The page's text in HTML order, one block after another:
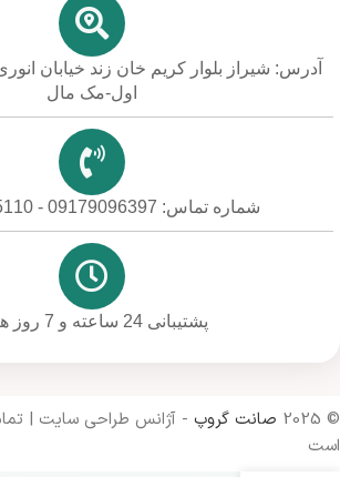
آدرس: شیراز بلوار کریم خان زند خیابان
اول-مک مال
شماره تماس: 09179096397 - 09172275110
پشتیبانی 24 ساعته و 7 روز هفته
© 2025 صانت گروپ - آژانس طراحی سایت |
است